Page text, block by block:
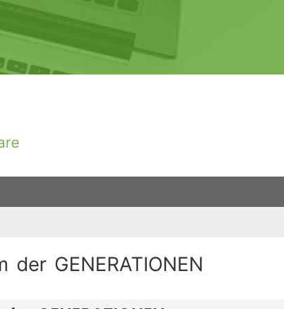
GENERATIONEN